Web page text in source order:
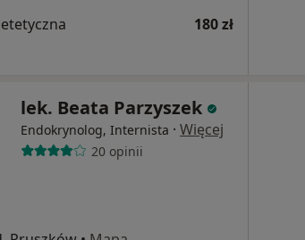
180 zł
lek. Beata Parzyszek
Endokrynolog, Internista · Więcej
20 opinii